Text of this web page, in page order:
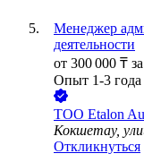
Менеджер
деятельности
от 300 000 ₸
Опыт 1-3 года
ТОО Etalon
Кокшетау,
Откликнуться